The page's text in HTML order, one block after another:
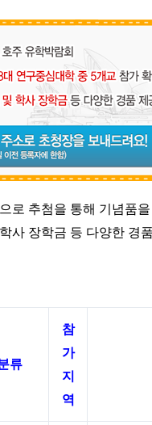
추첨을 통해 기념품을
사 장학금 등 다양한 경
류
참
가
지
역